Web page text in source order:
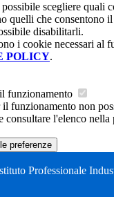
scegliere quali
quelli che consentono
disabilitarli.
i cookie necessari al
POLICY.
funzionamento
funzionamento non
consultare l'elenco nella
preferenze
Professionale